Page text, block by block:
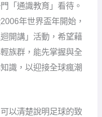
「通識教育」看待。
年世界盃年開始，
開講」活動，希望藉
族群，能先掌握與全
識，以迎接全球瘋潮
以清楚說明足球的致